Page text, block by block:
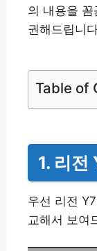
의 내용을
권해드립니
Table of
1. 리
우선 리전
교해서 보여